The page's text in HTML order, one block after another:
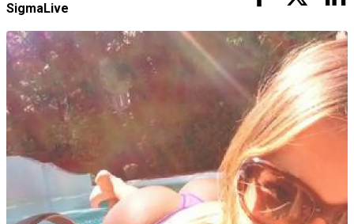
SigmaLive